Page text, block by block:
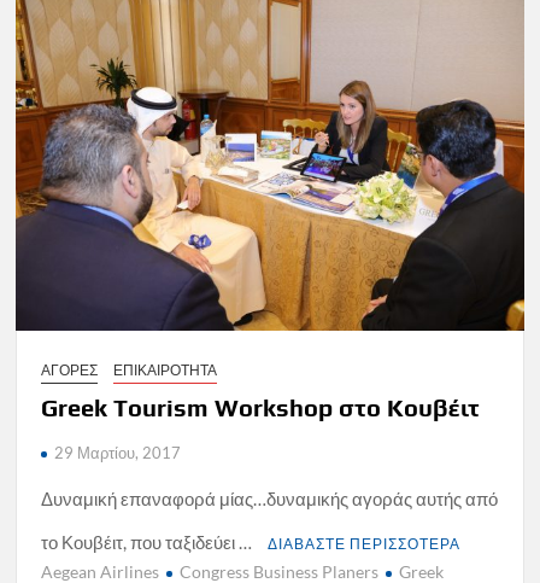
ΑΓΟΡΕΣ ΕΠΙΚΑΙΡΟΤΗΤΑ
Greek Tourism Workshop στο Κουβέιτ
29 Μαρτίου, 2017
Δυναμική επαναφορά μίας…δυναμικής αγοράς αυτής από
το Κουβέιτ, που ταξιδεύει …
ΔΙΑΒΑΣΤΕ ΠΕΡΙΣΣΟΤΕΡΑ
Aegean Airlines Congress Business Planers
Greek